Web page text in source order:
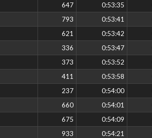
647 0:53:35
793 0:53:41
621 0:53:42
336 0:53:47
373 0:53:52
411 0:53:58
237 0:54:00
660 0:54:01
675 0:54:09
933 0:54:21